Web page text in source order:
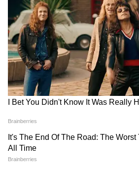
মন্ত্রী বলেন, “যাঁরা লক্ষ্মীর
সবাই অন্নপূর্ণা ভাণ্ডার পাবেন।
গিয়েছে, তাঁদের নাম এখনই বাদ
করা হবে। কেউ মারা গেলে তিনি
ভাণ্ডার পাবেন না। কেউ
বার্মা, রোহিঙ্গা হলে পাবেন না।
গিয়েছে, বিশ্লেষণের পর যদি
করেছেন, তাঁরা পাবেন। তাঁদের
কারণ তাঁরা আবেদন করেছেন।”